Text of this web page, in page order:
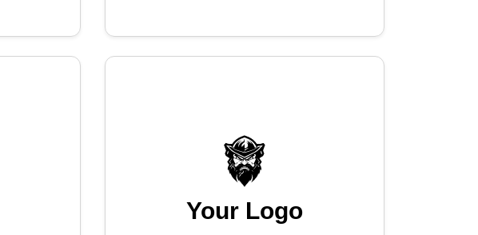
Your Logo